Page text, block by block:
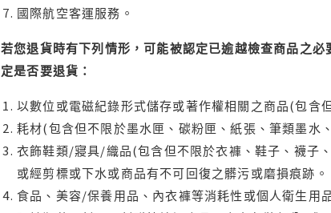
國際航空客運服務。
若您退貨時有下列情形，可能被認定已逾越檢查商品之
定是否要退貨：
以數位或電磁紀錄形式儲存或著作權相關之商品(包含
耗材(包含但不限於墨水匣、碳粉匣、紙張、筆類墨水
衣飾鞋類/寢具/織品(包含但不限於衣褲、鞋子、襪子
或經剪標或下水或商品有不可回復之髒污或磨損痕跡。
食品、美容/保養用品、內衣褲等消耗性或個人衛生用